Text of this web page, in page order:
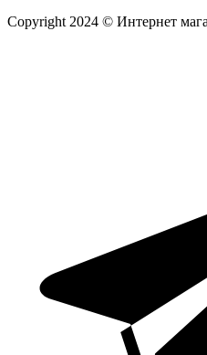
Copyright 2024 © Интернет